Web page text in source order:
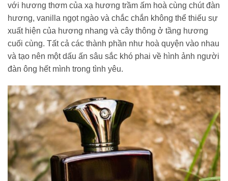
với hương thơm của xạ hương trầm ấm hoà cùng chút đàn
hương, vanilla ngọt ngào và chắc chắn không thể thiếu sự
xuất hiện của hương nhang và cây thông ở tầng hương
cuối cùng. Tất cả các thành phần như hoà quyện vào nhau
và tạo nên một dấu ấn sâu sắc khó phai về hình ảnh người
đàn ông hết mình trong tình yêu.